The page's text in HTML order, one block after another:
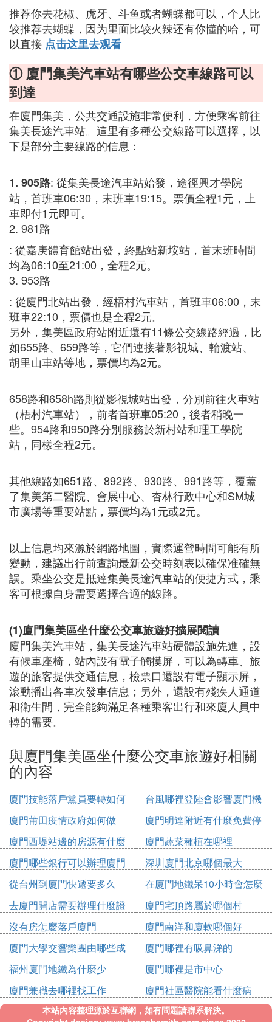
推荐你去花椒、虎牙、斗鱼或者蝴蝶都可以，个人比
较推荐去蝴蝶，因为里面比较火辣还有你懂的哈，可
以直接 点击这里去观看
① 廈門集美汽車站有哪些公交車線路可以
到達
在廈門集美，公共交通設施非常便利，方便乘客前往
集美長途汽車站。這里有多種公交線路可以選擇，以
下是部分主要線路的信息：
1. 905路: 從集美長途汽車站始發，途徑興才學院
站，首班車06:30，末班車19:15。票價全程1元，上
車即付1元即可。
2. 981路
: 從嘉庚體育館站出發，終點站新垵站，首末班時間
均為06:10至21:00，全程2元。
3. 953路
: 從廈門北站出發，經梧村汽車站，首班車06:00，末
班車22:10，票價也是全程2元。
另外，集美區政府站附近還有11條公交線路經過，比
如655路、659路等，它們連接著影視城、輪渡站、
胡里山車站等地，票價均為2元。
658路和658h路則從影視城站出發，分別前往火車站
（梧村汽車站），前者首班車05:20，後者稍晚一
些。954路和950路分別服務於新村站和理工學院
站，同樣全程2元。
其他線路如651路、892路、930路、991路等，覆蓋
了集美第二醫院、會展中心、杏林行政中心和SM城
市廣場等重要站點，票價均為1元或2元。
以上信息均來源於網路地圖，實際運營時間可能有所
變動，建議出行前查詢最新公交時刻表以確保准確無
誤。乘坐公交是抵達集美長途汽車站的便捷方式，乘
客可根據自身需要選擇合適的線路。
(1)廈門集美區坐什麼公交車旅遊好擴展閱讀
廈門集美汽車站，集美長途汽車站硬體設施先進，設
有候車座椅，站內設有電子觸摸屏，可以為轉車、旅
遊的旅客提供交通信息，檢票口還設有電子顯示屏，
滾動播出各車次發車信息；另外，還設有殘疾人通道
和衛生間，完全能夠滿足各種乘客出行和來廈人員中
轉的需要。
與廈門集美區坐什麼公交車旅遊好相關
的內容
廈門技能落戶黨員要轉如何
辦理
台風哪裡登陸會影響廈門機
場
廈門莆田疫情政府如何做
廈門明達附近有什麼免費停
車位
廈門西堤站邊的房源有什麼
廈門蔬菜種植在哪裡
廈門哪些銀行可以辦理廈門
市民卡
深圳廈門北京哪個最大
從台州到廈門快遞要多久
在廈門地鐵呆10小時會怎麼
收費
去廈門開店需要辦理什麼證
件
廈門宅頂路屬於哪個村
沒有房怎麼落戶廈門
廈門南洋和廈軟哪個好
廈門大學交響樂團由哪些成
員組成
廈門哪裡有吸鼻涕的
福州廈門地鐵為什麼少
廈門哪裡是市中心
廈門兼職去哪裡找工作
廈門社區醫院能看什麼病
本站內容整理源於互聯網，如有問題請聯系解決。